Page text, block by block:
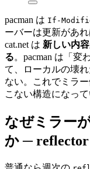
pacman は If-
ーバーは更新があ
cat.net は 新しい内
る。pacman は「変
て、ローカルの壊れ
ない。これでミラ
こない構造になって
なぜミラー
か ─